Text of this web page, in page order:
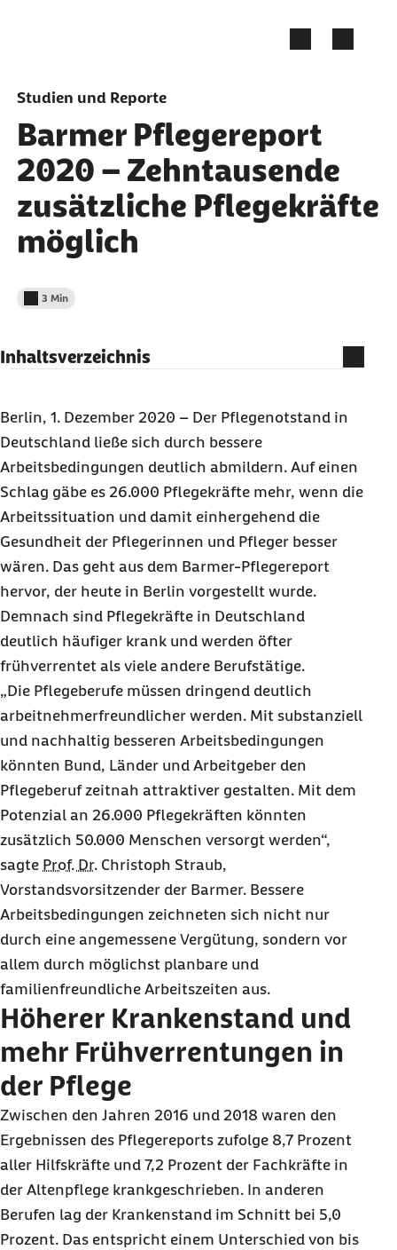
Studien und Reporte
Barmer Pflegereport
2020 – Zehntausende
zusätzliche Pflegekräfte
möglich
Lesedauer weniger als
3 Min
Inhaltsverzeichnis
Frühverrentungen in der Pflege
180 Prozent mehr Fehltage aufgrund von
Rückenschmerzen
Aus- und Weiterbildungsoffensive zwingend
erforderlich
Service / Materialien für Redaktionen
Berlin, 1. Dezember 2020 – Der Pflegenotstand in
Deutschland ließe sich durch bessere
Arbeitsbedingungen deutlich abmildern. Auf einen
Schlag gäbe es 26.000 Pflegekräfte mehr, wenn die
Arbeitssituation und damit einhergehend die
Gesundheit der Pflegerinnen und Pfleger besser
wären. Das geht aus dem Barmer-Pflegereport
hervor, der heute in Berlin vorgestellt wurde.
Demnach sind Pflegekräfte in Deutschland
deutlich häufiger krank und werden öfter
frühverrentet als viele andere Berufstätige.
„Die Pflegeberufe müssen dringend deutlich
arbeitnehmerfreundlicher werden. Mit substanziell
und nachhaltig besseren Arbeitsbedingungen
könnten Bund, Länder und Arbeitgeber den
Pflegeberuf zeitnah attraktiver gestalten. Mit dem
Potenzial an 26.000 Pflegekräften könnten
zusätzlich 50.000 Menschen versorgt werden“,
sagte Prof. Dr. Christoph Straub,
Vorstandsvorsitzender der Barmer. Bessere
Arbeitsbedingungen zeichneten sich nicht nur
durch eine angemessene Vergütung, sondern vor
allem durch möglichst planbare und
familienfreundliche Arbeitszeiten aus.
Höherer Krankenstand und
mehr Frühverrentungen in
der Pflege
Zwischen den Jahren 2016 und 2018 waren den
Ergebnissen des Pflegereports zufolge 8,7 Prozent
aller Hilfskräfte und 7,2 Prozent der Fachkräfte in
der Altenpflege krankgeschrieben. In anderen
Berufen lag der Krankenstand im Schnitt bei 5,0
Prozent. Das entspricht einem Unterschied von bis